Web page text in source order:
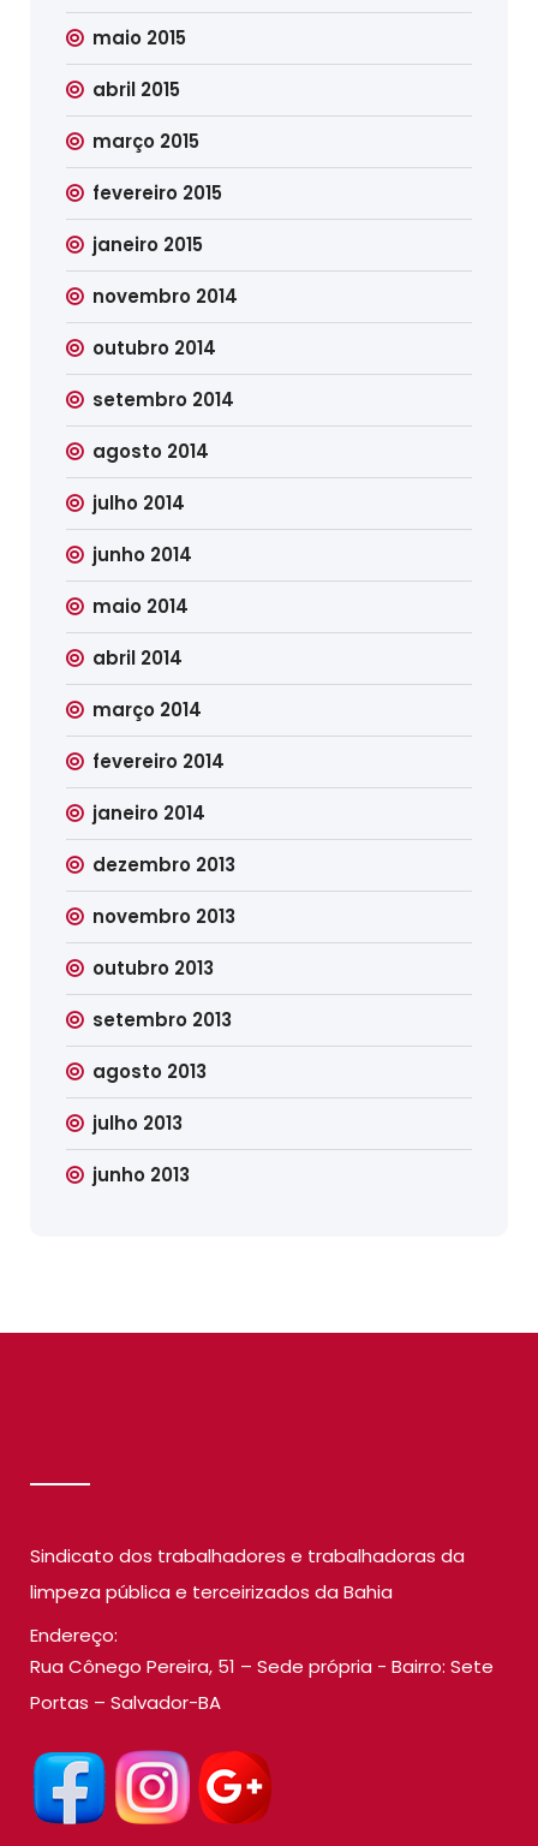
maio 2015
abril 2015
março 2015
fevereiro 2015
janeiro 2015
novembro 2014
outubro 2014
setembro 2014
agosto 2014
julho 2014
junho 2014
maio 2014
abril 2014
março 2014
fevereiro 2014
janeiro 2014
dezembro 2013
novembro 2013
outubro 2013
setembro 2013
agosto 2013
julho 2013
junho 2013
Sindicato dos trabalhadores e trabalhadoras da
limpeza pública e terceirizados da Bahia
Endereço:
Rua Cônego Pereira, 51 – Sede própria - Bairro: Sete
Portas – Salvador-BA